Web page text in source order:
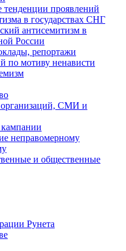
проявлений
в государствах СНГ
антисемитизм в
России
репортажи
по мотиву ненависти
организаций, СМИ и
неправомерному
и общественные
Рунета